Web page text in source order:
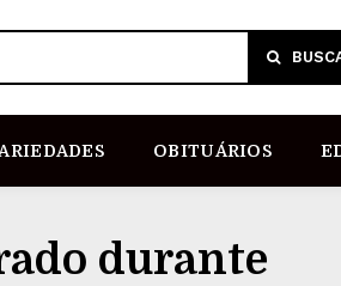
OBITUÁRIOS
durante